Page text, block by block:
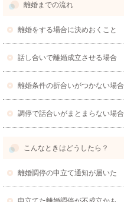
離婚までの流れ
離婚をする場合に決めおくこと
話し合いで離婚成立させる場合
離婚条件の折合いがつかない場合
調停で話合いがまとまらない場合
こんなときはどうしたら？
離婚調停の申立て通知が届いた